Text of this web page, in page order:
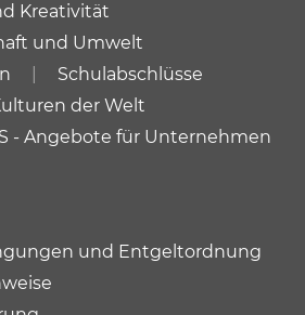
Kreativität
und Umwelt
Schulabschlüsse
der Welt
- Angebote für Unternehmen
und Entgeltordnung